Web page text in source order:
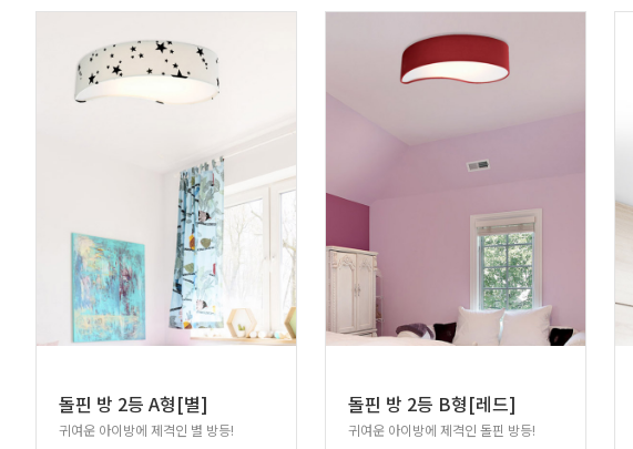
돌핀 방 2등 A형[별]
귀여운 아이방에 제격인 별 방등!
돌핀 방 2등 B형[레드]
귀여운 아이방에 제격인 돌핀 방등!